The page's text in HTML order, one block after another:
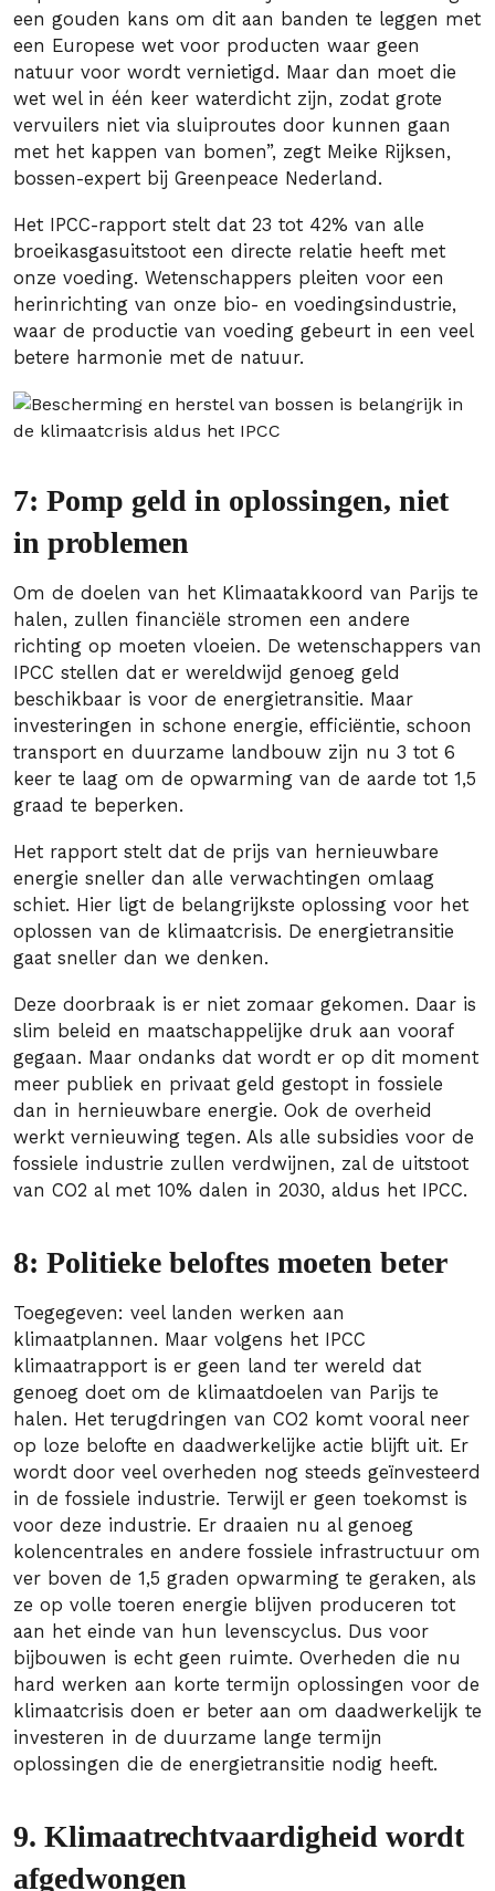
een gouden kans om dit aan banden te leggen met
een Europese wet voor producten waar geen
natuur voor wordt vernietigd. Maar dan moet die
wet wel in één keer waterdicht zijn, zodat grote
vervuilers niet via sluiproutes door kunnen gaan
met het kappen van bomen”, zegt Meike Rijksen,
bossen-expert bij Greenpeace Nederland.
Het IPCC-rapport stelt dat 23 tot 42% van alle
broeikasgasuitstoot een directe relatie heeft met
onze voeding. Wetenschappers pleiten voor een
herinrichting van onze bio- en voedingsindustrie,
waar de productie van voeding gebeurt in een veel
betere harmonie met de natuur.
7: Pomp geld in oplossingen, niet
in problemen
Om de doelen van het Klimaatakkoord van Parijs te
halen, zullen financiële stromen een andere
richting op moeten vloeien. De wetenschappers van
IPCC stellen dat er wereldwijd genoeg geld
beschikbaar is voor de energietransitie. Maar
investeringen in schone energie, efficiëntie, schoon
transport en duurzame landbouw zijn nu 3 tot 6
keer te laag om de opwarming van de aarde tot 1,5
graad te beperken.
Het rapport stelt dat de prijs van hernieuwbare
energie sneller dan alle verwachtingen omlaag
schiet. Hier ligt de belangrijkste oplossing voor het
oplossen van de klimaatcrisis. De energietransitie
gaat sneller dan we denken.
Deze doorbraak is er niet zomaar gekomen. Daar is
slim beleid en maatschappelijke druk aan vooraf
gegaan. Maar ondanks dat wordt er op dit moment
meer publiek en privaat geld gestopt in fossiele
dan in hernieuwbare energie. Ook de overheid
werkt vernieuwing tegen. Als alle subsidies voor de
fossiele industrie zullen verdwijnen, zal de uitstoot
van CO2 al met 10% dalen in 2030, aldus het IPCC.
8: Politieke beloftes moeten beter
Toegegeven: veel landen werken aan
klimaatplannen. Maar volgens het IPCC
klimaatrapport is er geen land ter wereld dat
genoeg doet om de klimaatdoelen van Parijs te
halen. Het terugdringen van CO2 komt vooral neer
op loze belofte en daadwerkelijke actie blijft uit. Er
wordt door veel overheden nog steeds geïnvesteerd
in de fossiele industrie. Terwijl er geen toekomst is
voor deze industrie. Er draaien nu al genoeg
kolencentrales en andere fossiele infrastructuur om
ver boven de 1,5 graden opwarming te geraken, als
ze op volle toeren energie blijven produceren tot
aan het einde van hun levenscyclus. Dus voor
bijbouwen is echt geen ruimte. Overheden die nu
hard werken aan korte termijn oplossingen voor de
klimaatcrisis doen er beter aan om daadwerkelijk te
investeren in de duurzame lange termijn
oplossingen die de energietransitie nodig heeft.
9. Klimaatrechtvaardigheid wordt
afgedwongen